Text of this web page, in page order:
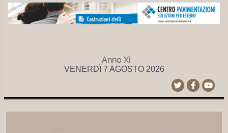
Anno XI
VENERDÌ 7 AGOSTO 2026